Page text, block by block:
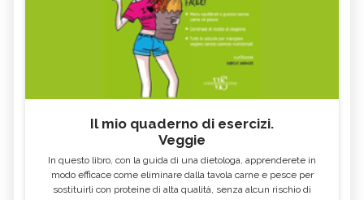
Il mio quaderno di esercizi.
Veggie
In questo libro, con la guida di una dietologa, apprenderete in
modo efficace come eliminare dalla tavola carne e pesce per
sostituirli con proteine di alta qualità, senza alcun rischio di